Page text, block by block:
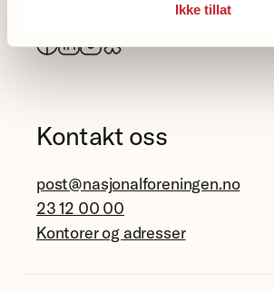
Ikke tillat
Facebook
LinkedIn
Instagram
Bluesky
Kontakt oss
post@nasjonalforeningen.no
23 12 00 00
Kontorer og adresser